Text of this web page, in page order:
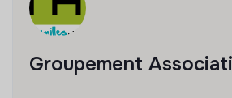
Groupement